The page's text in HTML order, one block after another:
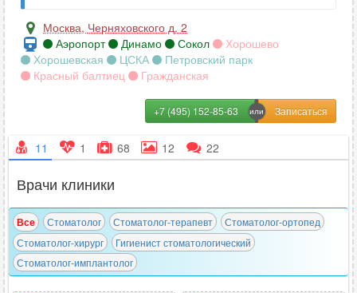
Москва, Черняховского д. 2
Аэропорт
Динамо Сокол
Хорошево
Хорошевская
ЦСКА
Петровский парк
Красный балтиец
Гражданская
+7 (495) 152-85-63
11 1 68 12 22
Врачи клиники
Все Стоматолог Стоматолог-терапевт
Стоматолог-ортопед
Стоматолог-хирург
Гигиенист стоматологический
Стоматолог-имплантолог